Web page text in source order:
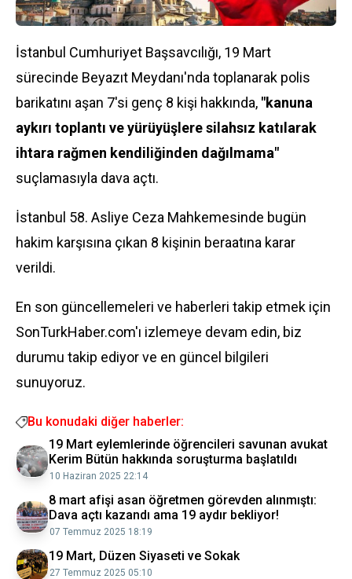
İstanbul Cumhuriyet Başsavcılığı, 19 Mart
sürecinde Beyazıt Meydanı'nda toplanarak polis
barikatını aşan 7'si genç 8 kişi hakkında, "kanuna
aykırı toplantı ve yürüyüşlere silahsız katılarak
ihtara rağmen kendiliğinden dağılmama"
suçlamasıyla dava açtı.
İstanbul 58. Asliye Ceza Mahkemesinde bugün
hakim karşısına çıkan 8 kişinin beraatına karar
verildi.
En son güncellemeleri ve haberleri takip etmek için
SonTurkHaber.com'ı izlemeye devam edin, biz
durumu takip ediyor ve en güncel bilgileri
sunuyoruz.
Bu konudaki diğer haberler:
19 Mart eylemlerinde öğrencileri savunan avukat
Kerim Bütün hakkında soruşturma başlatıldı
10 Haziran 2025 22:14
8 mart afişi asan öğretmen görevden alınmıştı:
Dava açtı kazandı ama 19 aydır bekliyor!
07 Temmuz 2025 18:19
19 Mart, Düzen Siyaseti ve Sokak
27 Temmuz 2025 05:10